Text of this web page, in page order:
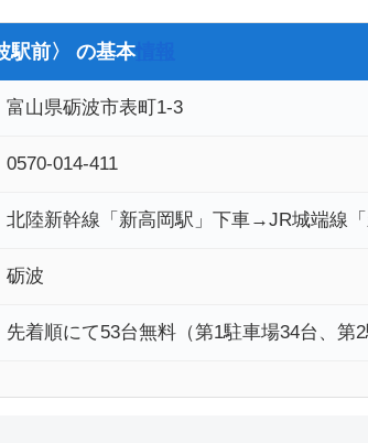
駅前〉 の基本情報
富山県砺波市表町1-3
0570-014-411
北陸新幹線「新高岡駅」下車→JR城端線
砺波
先着順にて53台無料（第1駐車場34台、